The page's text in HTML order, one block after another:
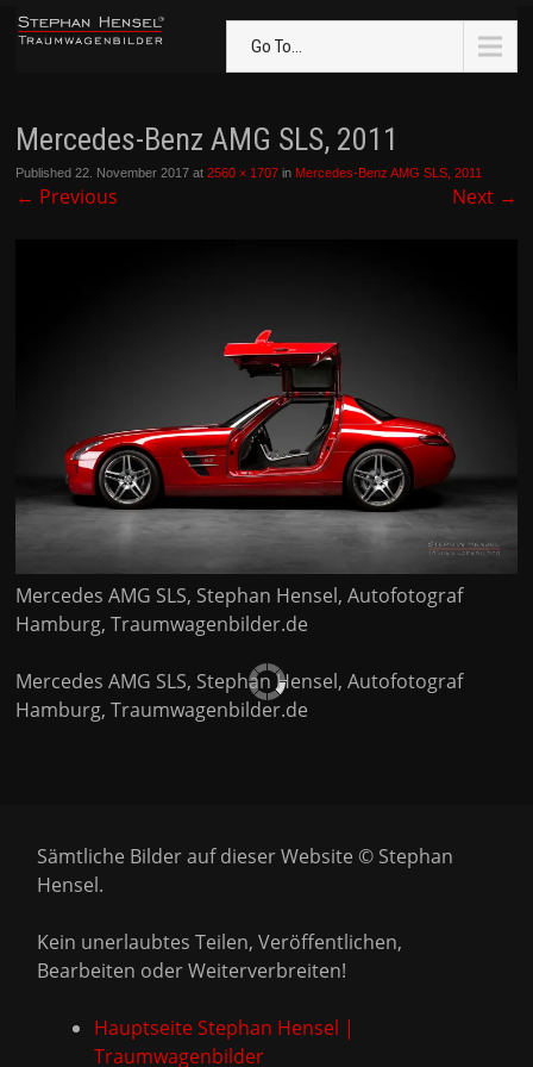
Go To...
Mercedes-Benz AMG SLS, 2011
Published22. November 2017 at2560 × 1707 in Mercedes-Benz AMG SLS, 2011
← Previous Next →
Mercedes AMG SLS, Stephan Hensel, Autofotograf
Hamburg, Traumwagenbilder.de
Mercedes AMG SLS, Stephan Hensel, Autofotograf
Hamburg, Traumwagenbilder.de
Sämtliche Bilder auf dieser Website © Stephan
Hensel.
Kein unerlaubtes Teilen, Veröffentlichen,
Bearbeiten oder Weiterverbreiten!
Hauptseite Stephan Hensel |
Traumwagenbilder